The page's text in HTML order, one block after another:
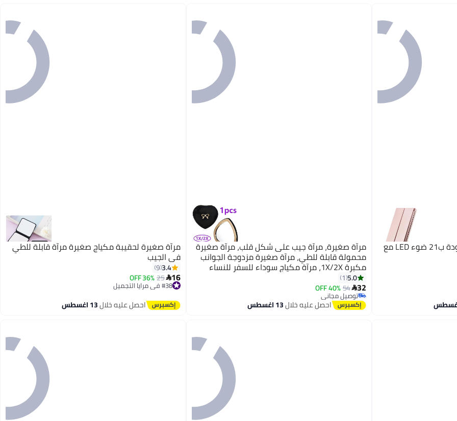
مرآة زينة بشاشة باللمس مزودة ب21 ضوء LED مع مرآة صغيرة، مرآة جيب على شكل قلب، مرآة صغيرة
محمولة قابلة للطي، مرآة صغيرة مزدوجة الجوانب
مكبرة 1X/2X، مرآة مكياج سوداء للسفر للنساء
والفتيات
5.0
1
32
54
40% OFF
توصيل مجاني
توصيل مجانياحصل عليه خلال13 اغسطس
2
مرآة صغيرة لحقيبة مكياج صغيرة مرآة قابلة للطي
في الجيب
3.4
9
16
25
36% OFF
#38 في مرايا التجميل
توصيل مجاني
#38 في مرايا التجميل احصل عليه خلال13 اغسطس